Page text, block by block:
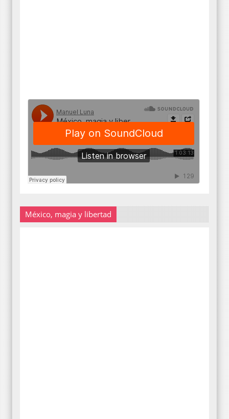
México, magia y libertad